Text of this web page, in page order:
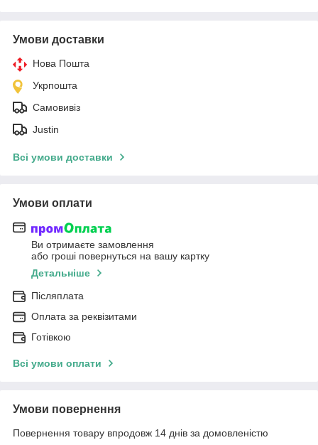
Умови доставки
Нова Пошта
Укрпошта
Самовивіз
Justin
Всі умови доставки
Умови оплати
Ви отримаєте замовлення
або гроші повернуться на вашу картку
Детальніше
Післяплата
Оплата за реквізитами
Готівкою
Всі умови оплати
Умови повернення
Повернення товару впродовж 14 днів за домовленістю